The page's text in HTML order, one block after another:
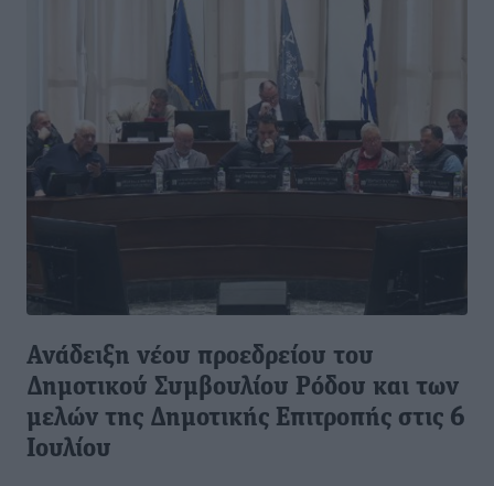
Ανάδειξη νέου προεδρείου του
Δημοτικού Συμβουλίου Ρόδου και των
μελών της Δημοτικής Επιτροπής στις 6
Ιουλίου